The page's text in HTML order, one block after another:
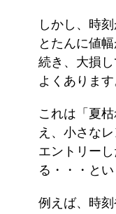
しかし、時
とたんに値
続き、大損
よくあります
これは「夏
え、小さな
エントリー
る・・・と
例えば、時